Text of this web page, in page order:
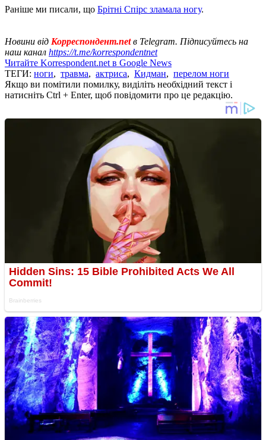
Раніше ми писали, що Брітні Спірс зламала ногу.
Новини від Корреспондент.netв Telegram. Підписуйтесь на
наш канал https://t.me/korrespondentnet
Читайте Korrespondent.net в Google News
ТЕГИ: ноги, травма, актриса, Кидман, перелом ноги
Якщо ви помітили помилку, виділіть необхідний текст і
натисніть Ctrl + Enter, щоб повідомити про це редакцію.